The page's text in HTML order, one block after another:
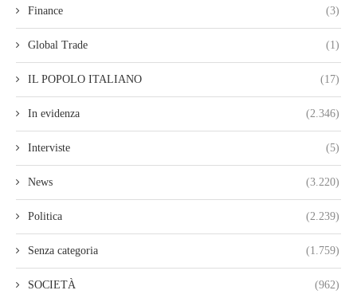
Finance (3)
Global Trade (1)
IL POPOLO ITALIANO (17)
In evidenza (2.346)
Interviste (5)
News (3.220)
Politica (2.239)
Senza categoria (1.759)
SOCIETÀ (962)